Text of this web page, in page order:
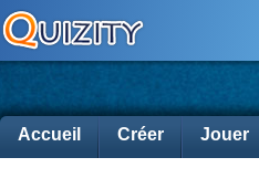
Accueil Créer Jouer